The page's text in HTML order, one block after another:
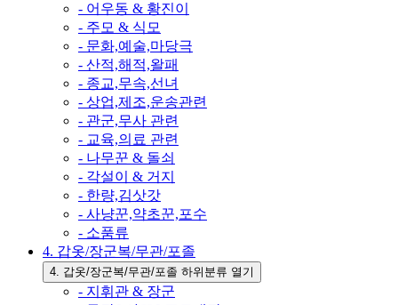
- 어우동 & 황진이
- 주모 & 식모
- 문화,예술,마당극
- 산적,해적,왈패
- 종교,무속,선녀
- 상업,제조,운송관련
- 관군,무사 관련
- 교육,의료 관련
- 나무꾼 & 돌쇠
- 각설이 & 거지
- 한량,김삿갓
- 사냥꾼,약초꾼,포수
- 소품류
4. 갑옷/장군복/무관/포졸
4. 갑옷/장군복/무관/포졸 하위분류 열기
- 지휘관 & 장군